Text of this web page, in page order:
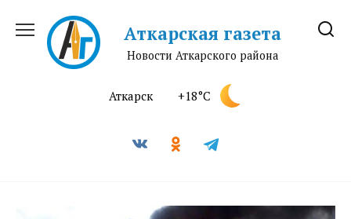
содержанию
Аткарская газета
Новости Аткарского района
Аткарск +18°C